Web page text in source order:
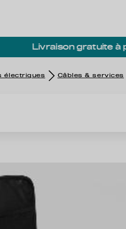
Livraison gratuite à
électriques Câbles & services